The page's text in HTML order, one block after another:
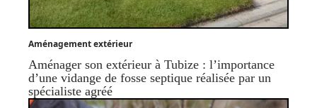
Aménagement extérieur
Aménager son extérieur à Tubize : l’importance
d’une vidange de fosse septique réalisée par un
spécialiste agréé